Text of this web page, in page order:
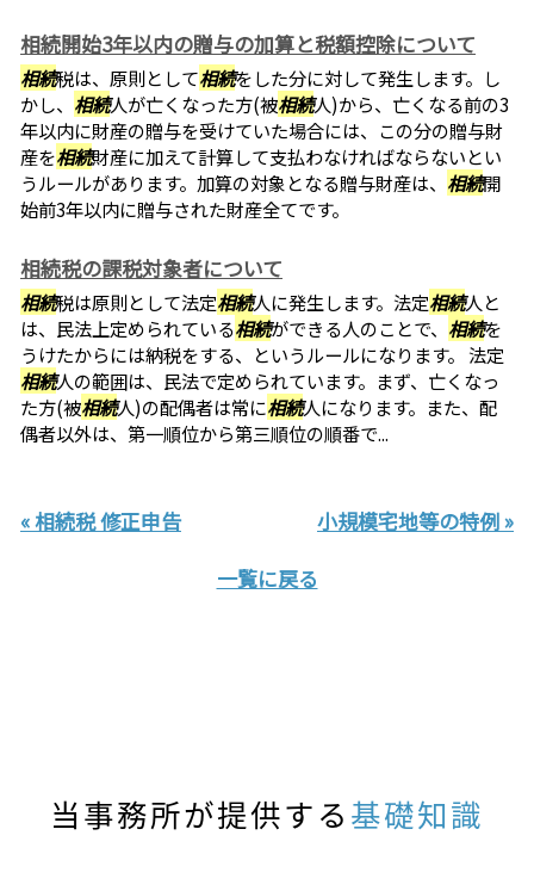
相続開始3年以内の贈与の加算と税額控除について
相続税は、原則として相続をした分に対して発生します。し
かし、 相続人が亡くなった方(被相続人)から、亡くなる前の3
年以内に財産の贈与を受けていた場合には、この分の贈与財
産を相続財産に加えて計算して支払わなければならないとい
うルールがあります。加算の対象となる贈与財産は、 相続開
始前3年以内に贈与された財産全てです。
相続税の課税対象者について
相続税は原則として法定相続人に発生します。法定相続人と
は、民法上定められている相続ができる人のことで、 相続を
うけたからには納税をする、というルールになります。 法定
相続人の範囲は、民法で定められています。まず、亡くなっ
た方(被相続人)の配偶者は常に相続人になります。また、配
偶者以外は、第一順位から第三順位の順番で...
« 相続税 修正申告
小規模宅地等の特例 »
一覧に戻る
当事務所が提供する基礎知識